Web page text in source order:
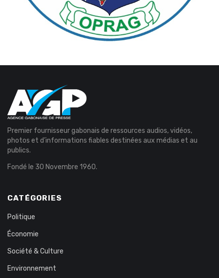
Premier fournisseur gabonais de ressources audios, vidéos,
photos et d’informations fiables destinées aux médias et au
publics.
Fondé le 30 Novembre 1960.
CATÉGORIES
Politique
Économie
Société & Culture
Environnement